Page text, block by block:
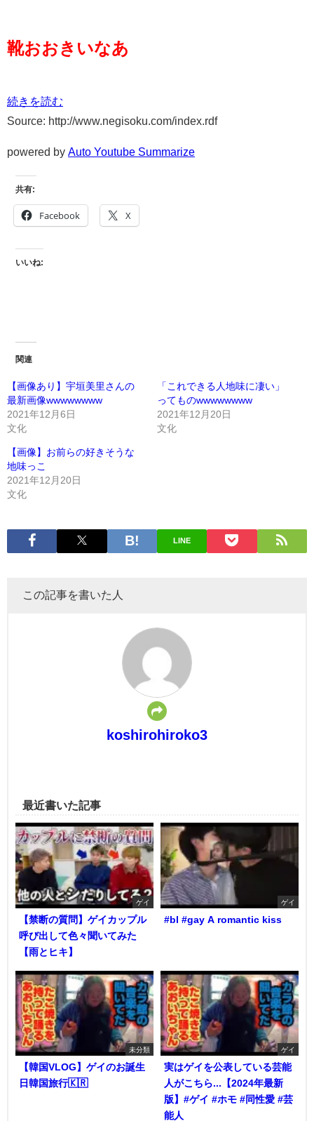
靴おおきいなあ
続きを読む
Source: http://www.negisoku.com/index.rdf
powered by Auto Youtube Summarize
共有:
Facebook X
いいね:
関連
【画像あり】宇垣美里さんの
最新画像wwwwwwww
2021年12月6日
文化
「これできる人地味に凄い」
ってものwwwwwwww
2021年12月20日
文化
【画像】お前らの好きそうな
地味っこ
2021年12月20日
文化
LINE
この記事を書いた人
koshirohiroko3
最近書いた記事
ゲイ
【禁断の質問】ゲイカップル
呼び出して色々聞いてみた
【雨とヒキ】
ゲイ
#bl #gay A romantic kiss
未分類
【韓国VLOG】ゲイのお誕生
日韓国旅行🇰🇷
ゲイ
実はゲイを公表している芸能
人がこちら...【2024年最新
版】#ゲイ #ホモ #同性愛 #芸
能人